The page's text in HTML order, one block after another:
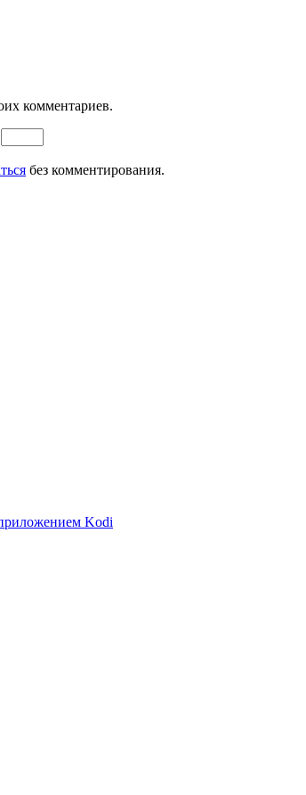
комментариев.
без комментирования.
Kodi